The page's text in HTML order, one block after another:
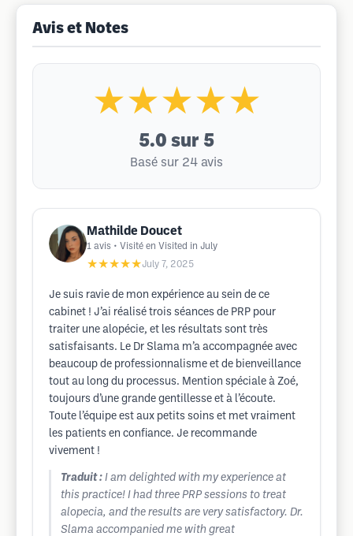
Avis et Notes
★★★★★
5.0 sur 5
Basé sur 24 avis
Mathilde Doucet
1 avis • Visité en Visited in July
★★★★★July 7, 2025
Je suis ravie de mon expérience au sein de ce
cabinet ! J’ai réalisé trois séances de PRP pour
traiter une alopécie, et les résultats sont très
satisfaisants. Le Dr Slama m’a accompagnée avec
beaucoup de professionnalisme et de bienveillance
tout au long du processus. Mention spéciale à Zoé,
toujours d’une grande gentillesse et à l’écoute.
Toute l’équipe est aux petits soins et met vraiment
les patients en confiance. Je recommande
vivement !
Traduit : I am delighted with my experience at
this practice! I had three PRP sessions to treat
alopecia, and the results are very satisfactory. Dr.
Slama accompanied me with great